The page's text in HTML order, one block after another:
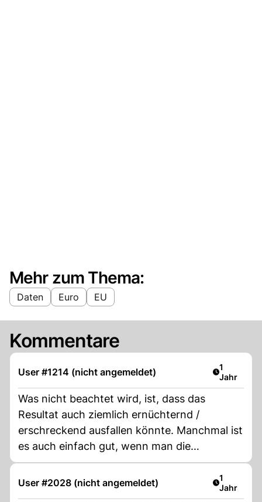
Mehr zum Thema:
Daten Euro EU
Kommentare
User #1214 (nicht angemeldet) Artikel
1
Jahr
Was nicht beachtet wird, ist, dass das
Resultat auch ziemlich ernüchternd /
erschreckend ausfallen könnte. Manchmal ist
es auch einfach gut, wenn man die
Vergangenheit ruhen lässt.
User #2028 (nicht angemeldet) Artikel
1
Jahr